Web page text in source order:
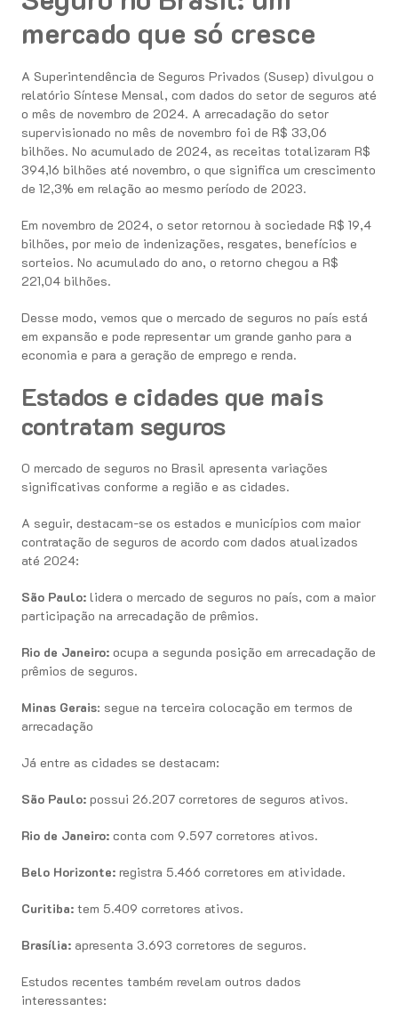
mercado que só cresce
A Superintendência de Seguros Privados (Susep) divulgou o
relatório Síntese Mensal, com dados do setor de seguros até
o mês de novembro de 2024. A arrecadação do setor
supervisionado no mês de novembro foi de R$ 33,06
bilhões. No acumulado de 2024, as receitas totalizaram R$
394,16 bilhões até novembro, o que significa um crescimento
de 12,3% em relação ao mesmo período de 2023.
Em novembro de 2024, o setor retornou à sociedade R$ 19,4
bilhões, por meio de indenizações, resgates, benefícios e
sorteios. No acumulado do ano, o retorno chegou a R$
221,04 bilhões.
Desse modo, vemos que o mercado de seguros no país está
em expansão e pode representar um grande ganho para a
economia e para a geração de emprego e renda.
Estados e cidades que mais
contratam seguros
O mercado de seguros no Brasil apresenta variações
significativas conforme a região e as cidades.
A seguir, destacam-se os estados e municípios com maior
contratação de seguros de acordo com dados atualizados
até 2024:
São Paulo: lidera o mercado de seguros no país, com a maior
participação na arrecadação de prêmios.
Rio de Janeiro: ocupa a segunda posição em arrecadação de
prêmios de seguros.
Minas Gerais: segue na terceira colocação em termos de
arrecadação
Já entre as cidades se destacam:
São Paulo: possui 26.207 corretores de seguros ativos.
Rio de Janeiro: conta com 9.597 corretores ativos.
Belo Horizonte: registra 5.466 corretores em atividade.
Curitiba: tem 5.409 corretores ativos.
Brasília: apresenta 3.693 corretores de seguros.
Estudos recentes também revelam outros dados
interessantes: